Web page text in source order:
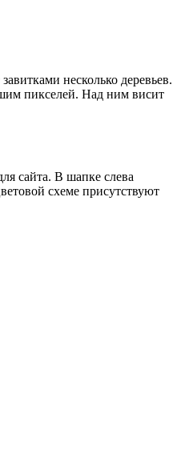
несколько деревьев.
пикселей. Над ним висит
сайта. В шапке слева
схеме присутствуют